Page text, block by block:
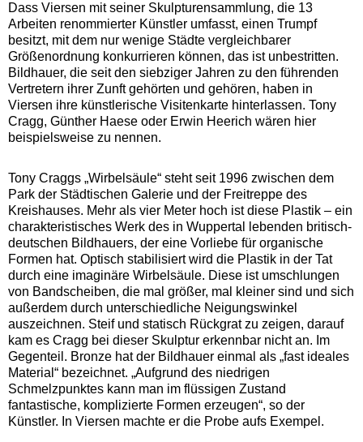
Dass Viersen mit seiner Skulpturensammlung, die 13
Arbeiten renommierter Künstler umfasst, einen Trumpf
besitzt, mit dem nur wenige Städte vergleichbarer
Größenordnung konkurrieren können, das ist unbestritten.
Bildhauer, die seit den siebziger Jahren zu den führenden
Vertretern ihrer Zunft gehörten und gehören, haben in
Viersen ihre künstlerische Visitenkarte hinterlassen. Tony
Cragg, Günther Haese oder Erwin Heerich wären hier
beispielsweise zu nennen.
Tony Craggs „Wirbelsäule“ steht seit 1996 zwischen dem
Park der Städtischen Galerie und der Freitreppe des
Kreishauses. Mehr als vier Meter hoch ist diese Plastik – ein
charakteristisches Werk des in Wuppertal lebenden britisch-
deutschen Bildhauers, der eine Vorliebe für organische
Formen hat. Optisch stabilisiert wird die Plastik in der Tat
durch eine imaginäre Wirbelsäule. Diese ist umschlungen
von Bandscheiben, die mal größer, mal kleiner sind und sich
außerdem durch unterschiedliche Neigungswinkel
auszeichnen. Steif und statisch Rückgrat zu zeigen, darauf
kam es Cragg bei dieser Skulptur erkennbar nicht an. Im
Gegenteil. Bronze hat der Bildhauer einmal als „fast ideales
Material“ bezeichnet. „Aufgrund des niedrigen
Schmelzpunktes kann man im flüssigen Zustand
fantastische, komplizierte Formen erzeugen“, so der
Künstler. In Viersen machte er die Probe aufs Exempel.